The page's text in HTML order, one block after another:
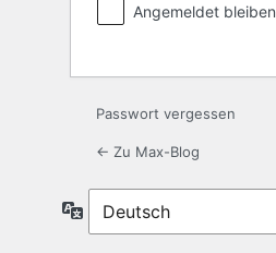
Angemeldet bleiben
Passwort vergessen
← Zu Max-Blog
Sprache